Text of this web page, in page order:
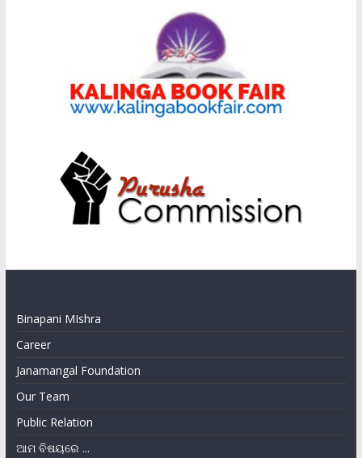
Binapani MIshra
Career
Janamangal Foundation
Our Team
Public Relation
ଆମ ବିଷୟରେ ...